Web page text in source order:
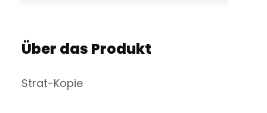
Über das Produkt
Strat-Kopie